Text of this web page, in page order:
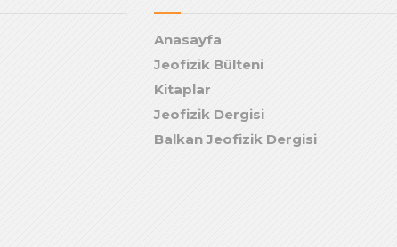
Anasayfa
Jeofizik Bülteni
Kitaplar
Jeofizik Dergisi
Balkan Jeofizik Dergisi